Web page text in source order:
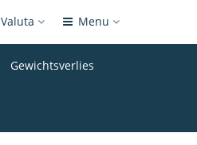
Valuta Menu
Gewichtsverlies